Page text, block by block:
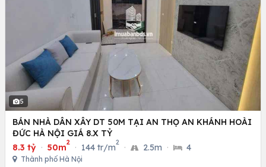
5
BÁN NHÀ DÂN XÂY DT 50M TẠI AN THỌ AN KHÁNH HOÀI
ĐỨC HÀ NỘI GIÁ 8.X TỶ
8.3 tỷ · 50m
2
· 144 tr/m
2
· 2.5m · 4
Thành phố Hà Nội